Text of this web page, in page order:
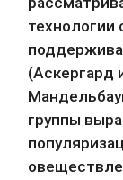
технологии
(Аскергард
группы